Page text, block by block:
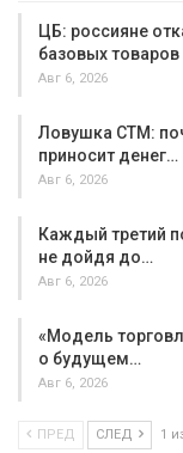
ЦБ: россияне
базовых товаров
Авг 6, 2026
Ловушка СТМ:
приносит денег…
Авг 6, 2026
Каждый третий
не дойдя до…
Авг 6, 2026
«Модель
о будущем…
Авг 6, 2026
ПРЕД СЛЕД 1